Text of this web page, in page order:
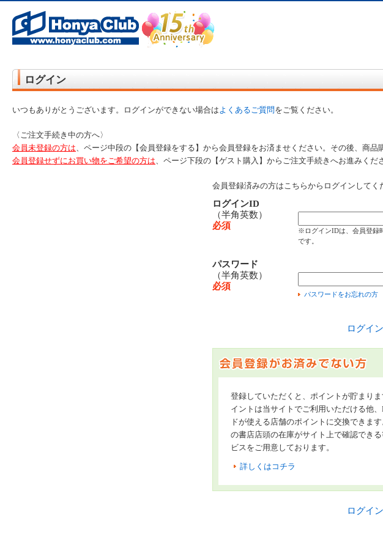
ログイン
いつもありがとうございます。ログインができない場合はよくあるご質問をご覧ください。
〈ご注文手続き中の方へ〉
会員未登録の方は、ページ中段の【会員登録をする】から会員登録をお済ませください。その後、商
会員登録せずにお買い物をご希望の方は、ページ下段の【ゲスト購入】からご注文手続きへお進みくだ
会員登録済みの方はこちらからログインしてく
ログインID
（半角英数）
必須
※ログインIDは、会員登録
です。
パスワード
（半角英数）
必須
パスワードをお忘れの方
ログイ
登録していただくと、ポイントが貯まり
イントは当サイトでご利用いただける他
ドが使える店舗のポイントに交換できます
の書店店頭の在庫がサイト上で確認でき
ビスをご用意しております。
詳しくはコチラ
ログイ